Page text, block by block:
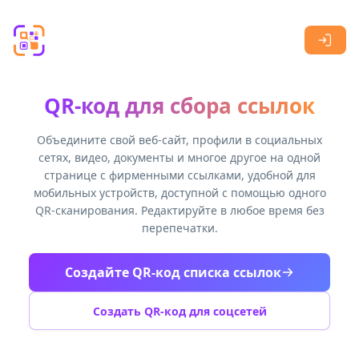
QR-код для сбора ссылок
Объедините свой веб-сайт, профили в социальных
сетях, видео, документы и многое другое на одной
странице с фирменными ссылками, удобной для
мобильных устройств, доступной с помощью одного
QR-сканирования. Редактируйте в любое время без
перепечатки.
Создайте QR-код списка ссылок
Создать QR-код для соцсетей